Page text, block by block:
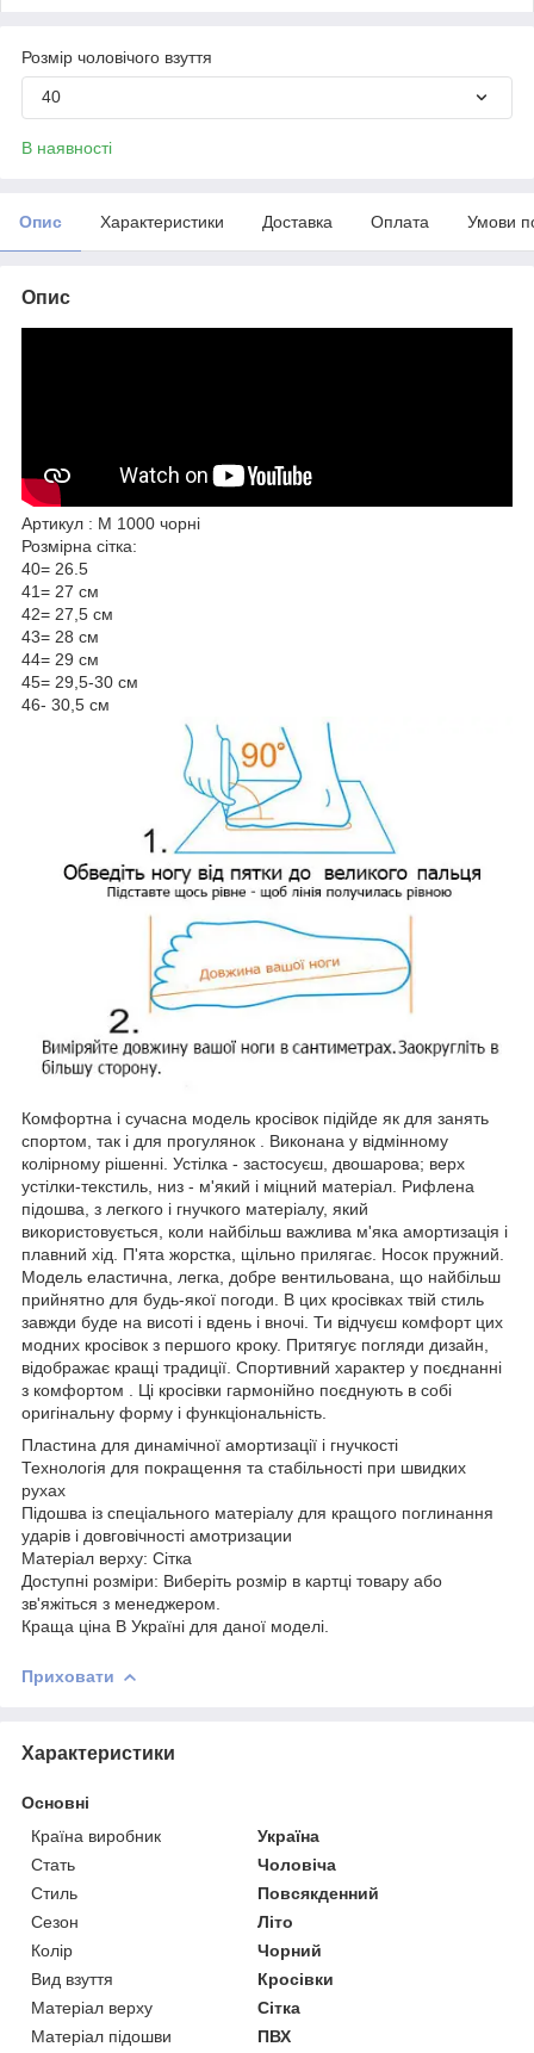
Розмір чоловічого взуття
40
В наявності
Опис Характеристики Доставка Оплата Умови
Опис
Артикул : М 1000 чорні
Розмірна сітка:
40= 26.5
41= 27 см
42= 27,5 см
43= 28 см
44= 29 см
45= 29,5-30 см
46- 30,5 см
Комфортна і сучасна модель кросівок підійде як для занять
спортом, так і для прогулянок . Виконана у відмінному
колірному рішенні. Устілка - застосуєш, двошарова; верх
устілки-текстиль, низ - м'який і міцний матеріал. Рифлена
підошва, з легкого і гнучкого матеріалу, який
використовується, коли найбільш важлива м'яка амортизація і
плавний хід. П'ята жорстка, щільно прилягає. Носок пружний.
Модель еластична, легка, добре вентильована, що найбільш
прийнятно для будь-якої погоди. В цих кросівках твій стиль
завжди буде на висоті і вдень і вночі. Ти відчуєш комфорт цих
модних кросівок з першого кроку. Притягує погляди дизайн,
відображає кращі традиції. Спортивний характер у поєднанні
з комфортом . Ці кросівки гармонійно поєднують в собі
оригінальну форму і функціональність.
Пластина для динамічної амортизації і гнучкості
Технологія для покращення та стабільності при швидких
рухах
Підошва із спеціального матеріалу для кращого поглинання
ударів і довговічності амотризации
Матеріал верху: Сітка
Доступні розміри: Виберіть розмір в картці товару або
зв'яжіться з менеджером.
Краща ціна В Україні для даної моделі.
Приховати
Характеристики
Основні
Країна виробник
Україна
Стать
Чоловіча
Стиль
Повсякденний
Сезон
Літо
Колір
Чорний
Вид взуття
Кросівки
Матеріал верху
Сітка
Матеріал підошви
ПВХ